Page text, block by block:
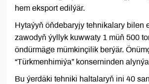
hem eksport edilýär.
Hytaýyň öňdebaryjy tehnikalary bilen
zawodyň ýyllyk kuwwaty 1 müň 500
öndürmäge mümkinçilik berýär.
“Türkmenhimiýa” konserninden
Bu ýerdäki tehniki haltalaryň ini 40